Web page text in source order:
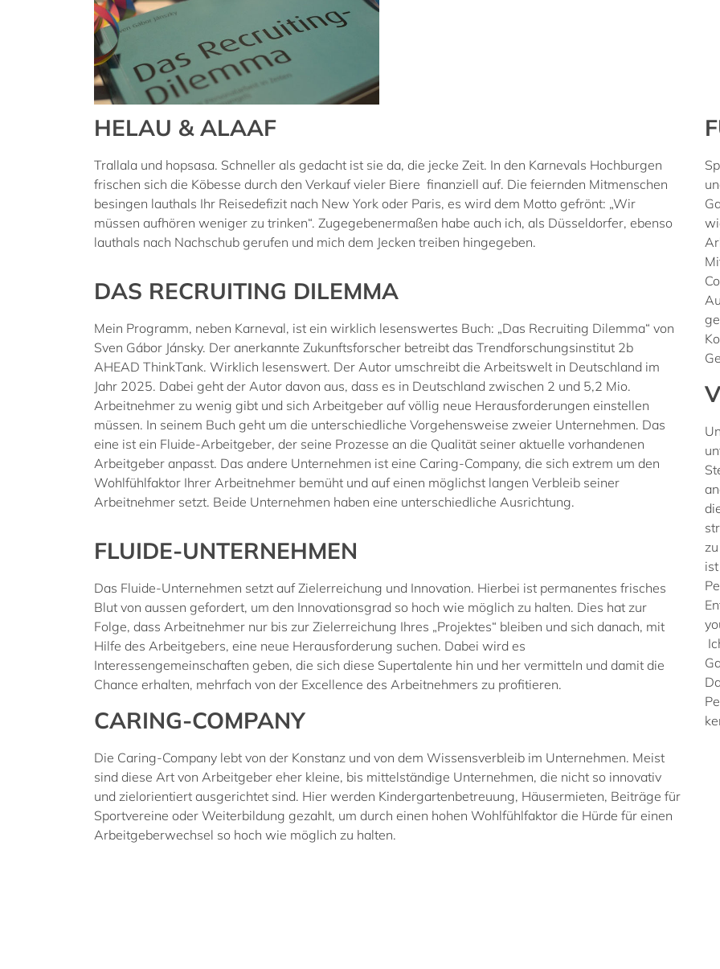
HELAU & ALAAF
Trallala und hopsasa. Schneller als gedacht ist sie da, die jecke Zeit. In den Karnevals Hochburgen
frischen sich die Köbesse durch den Verkauf vieler Biere finanziell auf. Die feiernden Mitmenschen
besingen lauthals Ihr Reisedefizit nach New York oder Paris, es wird dem Motto gefrönt: „Wir
müssen aufhören weniger zu trinken“. Zugegebenermaßen habe auch ich, als Düsseldorfer, ebenso
lauthals nach Nachschub gerufen und mich dem Jecken treiben hingegeben.
DAS RECRUITING DILEMMA
Mein Programm, neben Karneval, ist ein wirklich lesenswertes Buch: „Das Recruiting Dilemma“ von
Sven Gábor Jánsky. Der anerkannte Zukunftsforscher betreibt das Trendforschungsinstitut 2b
AHEAD ThinkTank. Wirklich lesenswert. Der Autor umschreibt die Arbeitswelt in Deutschland im
Jahr 2025. Dabei geht der Autor davon aus, dass es in Deutschland zwischen 2 und 5,2 Mio.
Arbeitnehmer zu wenig gibt und sich Arbeitgeber auf völlig neue Herausforderungen einstellen
müssen. In seinem Buch geht um die unterschiedliche Vorgehensweise zweier Unternehmen. Das
eine ist ein Fluide-Arbeitgeber, der seine Prozesse an die Qualität seiner aktuelle vorhandenen
Arbeitgeber anpasst. Das andere Unternehmen ist eine Caring-Company, die sich extrem um den
Wohlfühlfaktor Ihrer Arbeitnehmer bemüht und auf einen möglichst langen Verbleib seiner
Arbeitnehmer setzt. Beide Unternehmen haben eine unterschiedliche Ausrichtung.
FLUIDE-UNTERNEHMEN
Das Fluide-Unternehmen setzt auf Zielerreichung und Innovation. Hierbei ist permanentes frisches
Blut von aussen gefordert, um den Innovationsgrad so hoch wie möglich zu halten. Dies hat zur
Folge, dass Arbeitnehmer nur bis zur Zielerreichung Ihres „Projektes“ bleiben und sich danach, mit
Hilfe des Arbeitgebers, eine neue Herausforderung suchen. Dabei wird es
Interessengemeinschaften geben, die sich diese Supertalente hin und her vermitteln und damit die
Chance erhalten, mehrfach von der Excellence des Arbeitnehmers zu profitieren.
CARING-COMPANY
Die Caring-Company lebt von der Konstanz und von dem Wissensverbleib im Unternehmen. Meist
sind diese Art von Arbeitgeber eher kleine, bis mittelständige Unternehmen, die nicht so innovativ
und zielorientiert ausgerichtet sind. Hier werden Kindergartenbetreuung, Häusermieten, Beiträge für
Sportvereine oder Weiterbildung gezahlt, um durch einen hohen Wohlfühlfaktor die Hürde für einen
Arbeitgeberwechsel so hoch wie möglich zu halten.